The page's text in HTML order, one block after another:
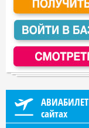
сайтах